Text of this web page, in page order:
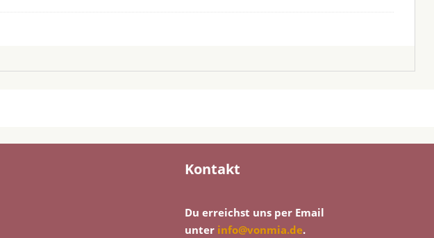
Kontakt
Du erreichst uns per Email
unter info@vonmia.de.